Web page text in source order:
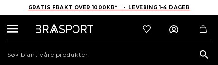
GRATIS FRAKT OVER 1000KR* • LEVERING 1-4 DAGER